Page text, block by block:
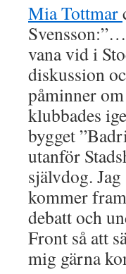
Mia Tottmar
vana vid i
diskussion
påminner
klubbades
bygget
utanför
självdog.
kommer
debatt och
Front så att
mig gärna